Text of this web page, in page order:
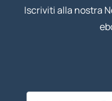
Iscriviti alla nostra